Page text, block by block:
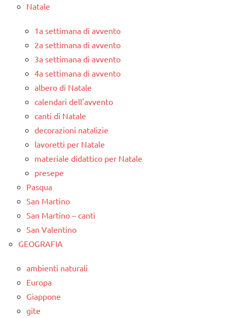
Natale
1a settimana di avvento
2a settimana di avvento
3a settimana di avvento
4a settimana di avvento
albero di Natale
calendari dell'avvento
canti di Natale
decorazioni natalizie
lavoretti per Natale
materiale didattico per Natale
presepe
Pasqua
San Martino
San Martino – canti
San Valentino
GEOGRAFIA
ambienti naturali
Europa
Giappone
gite